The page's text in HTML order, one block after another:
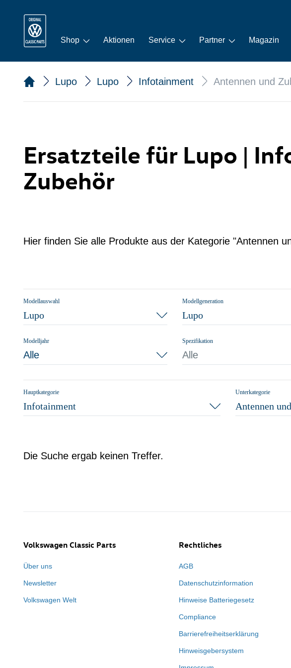
Shop Aktionen Service Partner Magazin
Lupo Lupo Infotainment Antennen und
Ersatzteile für Lupo |
Zubehör
Hier finden Sie alle Produkte aus der Kategorie "Antennen
Modellauswahl
Lupo
Modellgeneration
Lupo
Modelljahr
Alle
Spezifikation
Alle
Hauptkategorie
Infotainment
Unterkategorie
Antennen
Die Suche ergab keinen Treffer.
Volkswagen Classic Parts
Über uns
Newsletter
Volkswagen Welt
Rechtliches
AGB
Datenschutzinformation
Hinweise Batteriegesetz
Compliance
Barrierefreiheitserklärung
Hinweisgebersystem